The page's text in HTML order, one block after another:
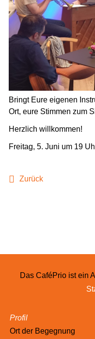
Bringt Eure eigenen
Ort, eure Stimmen zum
Herzlich willkommen!
Freitag, 5. Juni um 19
Zurück
Das CaféPrio ist ein
Profil
Ort der Begegnung